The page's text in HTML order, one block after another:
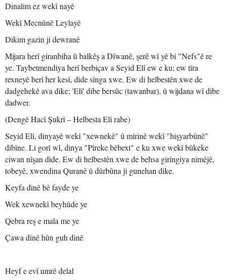
Dinalim ez wekî nayê
Wekî Mecnûnê Leylayê
Dikim gazin ji dewranê
Mijara herî giranbiha û balkêş a Dîwanê, şerê wî yê bi "Nefs"ê re
ye. Taybetmendiya herî berbiçav a Seyid Elî ew e ku; ew tîra
rexneyê berî her kesî, dide sînga xwe. Ew di helbestên xwe de
dadgehekê ava dike; 'Elî' dibe bersûc (tawanbar), û wijdana wî dibe
dadwer.
(Dengê Hacî Şukrî – Helbesta Elî rabe)
Seyid Elî, dinyayê wekî "xewnekê" û mirinê wekî "hişyarbûnê"
dibîne. Li gorî wî, dinya "Pîreke bêbext" e ku xwe wekî bûkeke
ciwan nîşan dide. Ew di helbestên xwe de behsa giringiya nimêjê,
tobeyê, xwendina Quranê û dûrbûna ji gunehan dike.
Keyfa dinê bê fayde ye
Wek xewnekî beyhûde ye
Qebra reş e mala me ye
Çawa dinê hûn guh dinê
Heyf e evî umrê delal